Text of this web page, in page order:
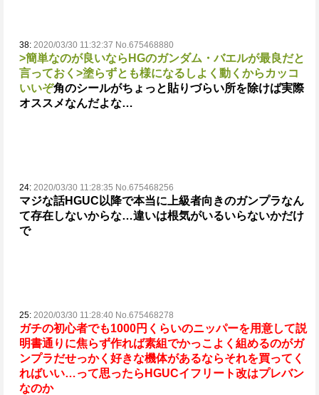
38: 2020/03/30 11:32:37 No.675468880
>簡単なのが良いならHGのガンダム・バエルが最良だと
言っておく >塗らずとも様になるしよく動くからカッコ
いいぞ角のシールがちょっと貼りづらい所を除けば実際
オススメなんだよな…
24: 2020/03/30 11:28:35 No.675468256
マジな話HGUC以降で本当に上級者向きのガンプラなん
て存在しないからな…違いは根気がいるいらないかだけ
で
25: 2020/03/30 11:28:40 No.675468278
ガチの初心者でも1000円くらいのニッパーを用意して説
明書通りに焦らず作れば素組でかっこよく組めるのがガ
ンプラだせっかく好きな機体があるならそれを買ってく
ればいい…って思ったらHGUCイフリート改はプレバン
なのか